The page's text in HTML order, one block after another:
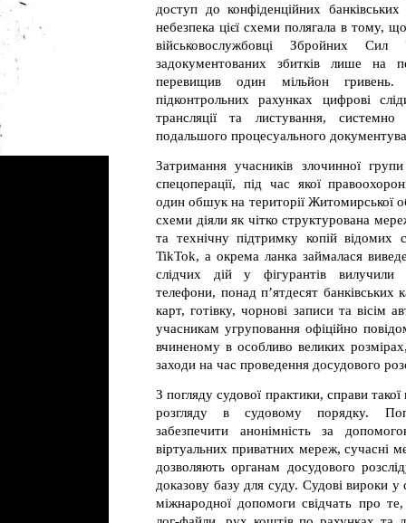
доступ до конфіденційних
небезпека цієї схеми полягала в тому,
військовослужбовці Збройних
задокументованих збитків лише на
перевищив один мільйон гривень.
підконтрольних рахунках цифрові
трансляції та листування,
подальшого процесуального
Затримання учасників злочинної
спецоперації, під час якої
один обшук на території Житомирської
схеми діяли як чітко структурована
та технічну підтримку копій відомих
TikTok, а окрема ланка займалася
слідчих дій у фігурантів вилучили
телефони, понад п’ятдесят банківських
карт, готівку, чорнові записи та вісім
учасникам угруповання офіційно
вчиненому в особливо великих
заходи на час проведення досудового
З погляду судової практики, справи
розгляду в судовому порядку.
забезпечити анонімність за
віртуальних приватних мереж, сучасні
дозволяють органам досудового
доказову базу для суду. Судові вироки
міжнародної допомоги свідчать про